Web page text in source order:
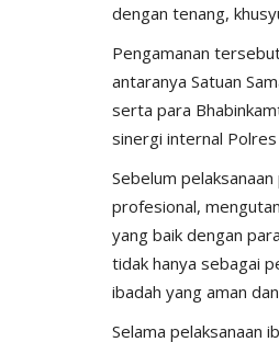
dengan tenang,
Pengamanan
antaranya Satuan
serta para
sinergi internal
Sebelum
profesional,
yang baik dengan
tidak hanya sebagai
ibadah yang aman
Selama pelaksanaan